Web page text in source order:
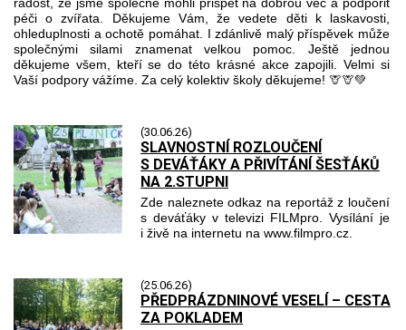
radost, že jsme společně mohli přispět na dobrou věc a podpořit
péči o zvířata. Děkujeme Vám, že vedete děti k laskavosti,
ohleduplnosti a ochotě pomáhat. I zdánlivě malý příspěvek může
společnými silami znamenat velkou pomoc. Ještě jednou
děkujeme všem, kteří se do této krásné akce zapojili. Velmi si
Vaší podpory vážíme. Za celý kolektiv školy děkujeme! 🦒🦒💚
(30.06.26)
SLAVNOSTNÍ ROZLOUČENÍ
S DEVÁŤÁKY A PŘIVÍTÁNÍ ŠESŤÁKŮ
NA 2.STUPNI
Zde naleznete odkaz na reportáž z loučení
s deváťáky v televizi FILMpro. Vysílání je
i živě na internetu na www.filmpro.cz.
(25.06.26)
PŘEDPRÁZDNINOVÉ VESELÍ – CESTA
ZA POKLADEM